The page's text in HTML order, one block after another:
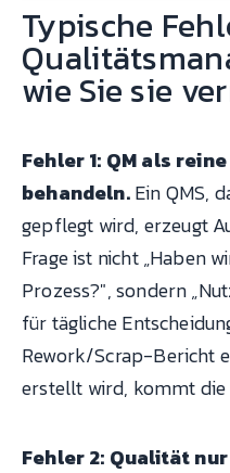
Typische
wie Sie sie
Fehler 1: QM als
behandeln.Ein QMS,
gepflegt wird, erzeugt
Frage ist nicht „Haben
Prozess?", sondern
für tägliche
Rework/Scrap-Bericht
erstellt wird, kommt die
Fehler 2: Qualität